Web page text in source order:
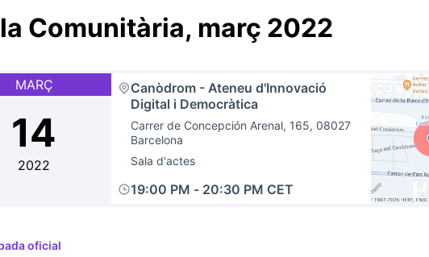
Comunitària, març 2022
MARÇ
14
2022
Canòdrom - Ateneu d'Innovació
Digital i Democràtica
Carrer de Concepción Arenal, 165, 08027
Barcelona
Sala d'actes
19:00 PM - 20:30 PM CET
oficial